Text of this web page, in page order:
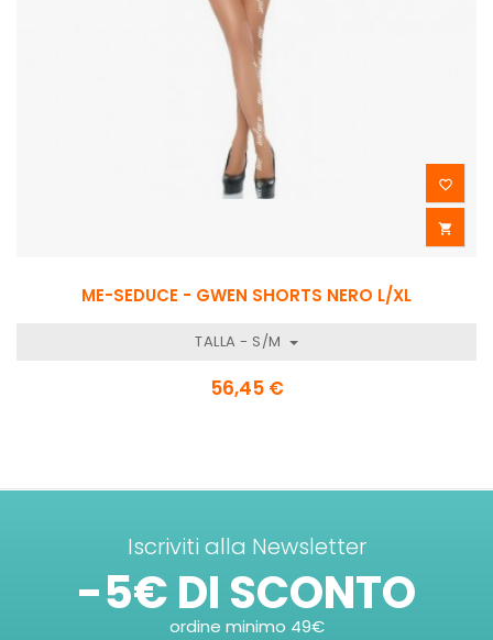


ME-SEDUCE - GWEN SHORTS NERO L/XL
TALLA - S/M
56,45 €
Iscriviti alla Newsletter
-5€ DI SCONTO
ordine minimo 49€